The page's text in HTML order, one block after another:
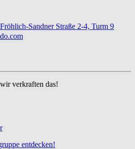
Sandner Straße 2-4, Turm 9
verkraften das!
entdecken!